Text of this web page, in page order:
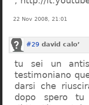
22 Nov 2008, 21:01
#29 david calo’
tu sei un
testimoniano
darsi che
dopo spero